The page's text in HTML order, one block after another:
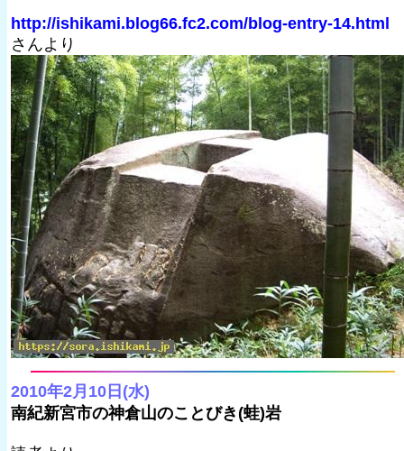
http://ishikami.blog66.fc2.com/blog-entry-14.html
さんより
2010年2月10日(水)
南紀新宮市の神倉山のことびき(蛙)岩